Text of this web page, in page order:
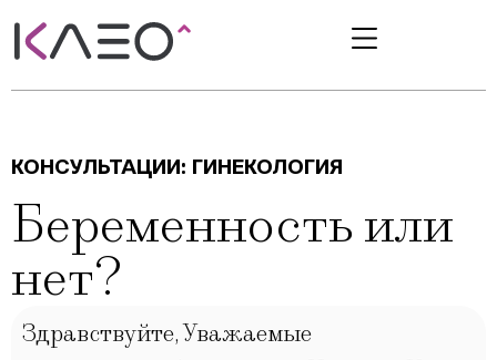
КОНСУЛЬТАЦИИ: ГИНЕКОЛОГИЯ
Беременность или
нет?
Здравствуйте, Уважаемые